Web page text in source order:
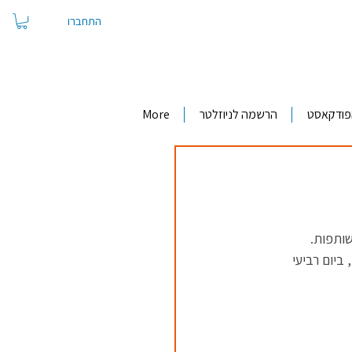
התחברו
הרשמה לניוזלטר More
רביעי